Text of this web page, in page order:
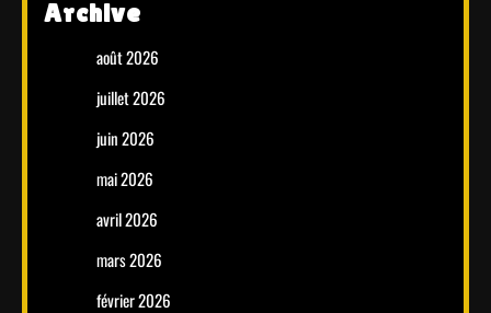
Archive
août 2026
juillet 2026
juin 2026
mai 2026
avril 2026
mars 2026
février 2026